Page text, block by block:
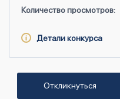
Количество просмотров:
Детали конкурса
Откликнуться